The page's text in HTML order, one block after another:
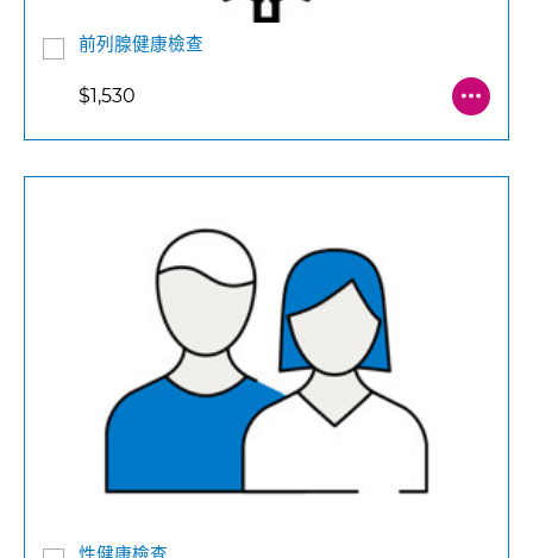
前列腺健康檢查
$1,530